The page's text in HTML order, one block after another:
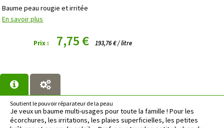
Baume peau rougie et irritée
En savoir plus
Prix : 7,75 € 193,76 € / litre
Soutient le pouvoir réparateur de la peau
Je veux un baume multi-usages pour toute la famille ! Pour les
écorchures, les irritations, les plaies superficielles, les petites